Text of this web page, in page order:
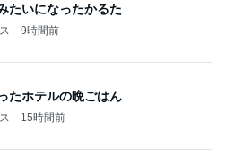
たいになったかるた
9時間前
たホテルの晩ごはん
15時間前